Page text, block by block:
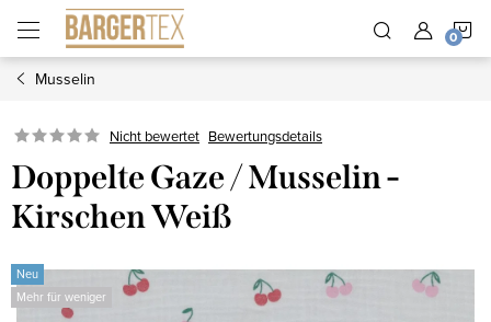
Inhalt
springen
Musselin
Nicht bewertet Bewertungsdetails
Doppelte Gaze / Musselin -
Kirschen Weiß
Neu
Mehr für weniger